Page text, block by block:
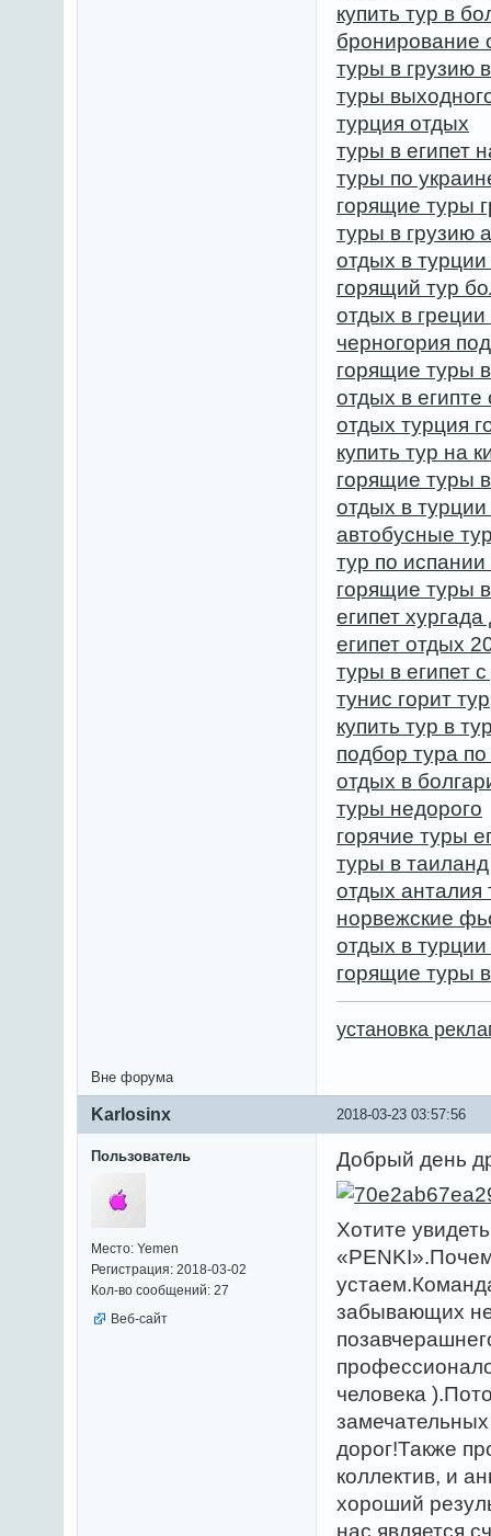
купить тур в
бронирование
туры в грузию
туры
турция отдых
туры в египет
туры по
горящие туры
туры в грузию
отдых в
горящий тур
отдых в
черногория
горящие туры
отдых в
отдых турция
купить тур на
горящие туры
отдых в
автобусные
тур по
горящие туры
египет
египет отдых
туры в египет
тунис горит тур
купить тур в
подбор тура
отдых в
туры недорого
горячие туры
туры в
отдых анталия
норвежские
отдых в
горящие туры
установка
Вне форума
2018-03-23 03:57:56
Karlosinx
Пользователь
Место: Yemen
Регистрация: 2018-03-02
Кол-во сообщений: 27
Веб-сайт
Добрый день
Хотите
забывающих
человека
дорог!Также
коллектив, и
хороший
нас,является